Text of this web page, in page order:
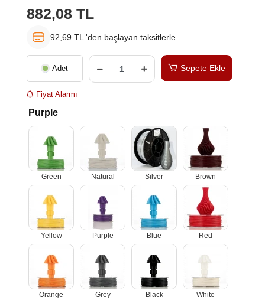
882,08 TL
92,69 TL 'den başlayan taksitlerle
Adet Sepete Ekle
Fiyat Alarmı
Purple
Green Natural Silver Brown
Yellow Purple Blue Red
Orange Grey Black White